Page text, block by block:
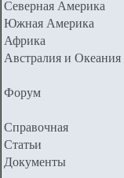
Северная Америка
Южная Америка
Африка
Австралия и Океания
Форум
Справочная
Статьи
Документы